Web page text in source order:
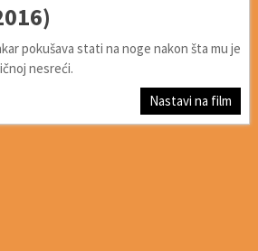
pokušava stati na noge nakon šta mu je
nesreći.
Nastavi na film